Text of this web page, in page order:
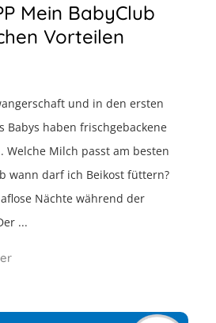
Mein BabyClub
Vorteilen
und in den ersten
Babys haben frischgebackene
Welche Milch passt am besten
wann darf ich Beikost füttern?
Nächte während der
...